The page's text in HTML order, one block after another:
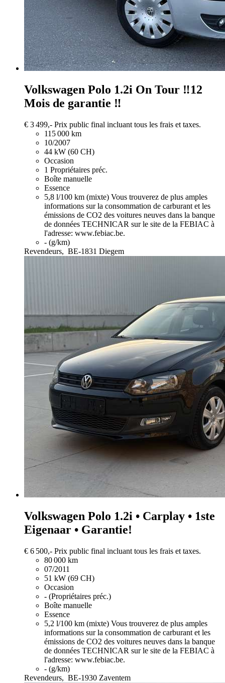
Volkswagen Polo 1.2i On Tour ‼️12
Mois de garantie ‼️
€ 3 499,- Prix public final incluant tous les frais et taxes.
115 000 km
10/2007
44 kW (60 CH)
Occasion
1 Propriétaires préc.
Boîte manuelle
Essence
5,8 l/100 km (mixte) Vous trouverez de plus amples
informations sur la consommation de carburant et les
émissions de CO2 des voitures neuves dans la banque
de données TECHNICAR sur le site de la FEBIAC à
l'adresse: www.febiac.be.
- (g/km)
Revendeurs, BE-1831 Diegem
Volkswagen Polo 1.2i • Carplay • 1ste
Eigenaar • Garantie!
€ 6 500,- Prix public final incluant tous les frais et taxes.
80 000 km
07/2011
51 kW (69 CH)
Occasion
- (Propriétaires préc.)
Boîte manuelle
Essence
5,2 l/100 km (mixte) Vous trouverez de plus amples
informations sur la consommation de carburant et les
émissions de CO2 des voitures neuves dans la banque
de données TECHNICAR sur le site de la FEBIAC à
l'adresse: www.febiac.be.
- (g/km)
Revendeurs, BE-1930 Zaventem